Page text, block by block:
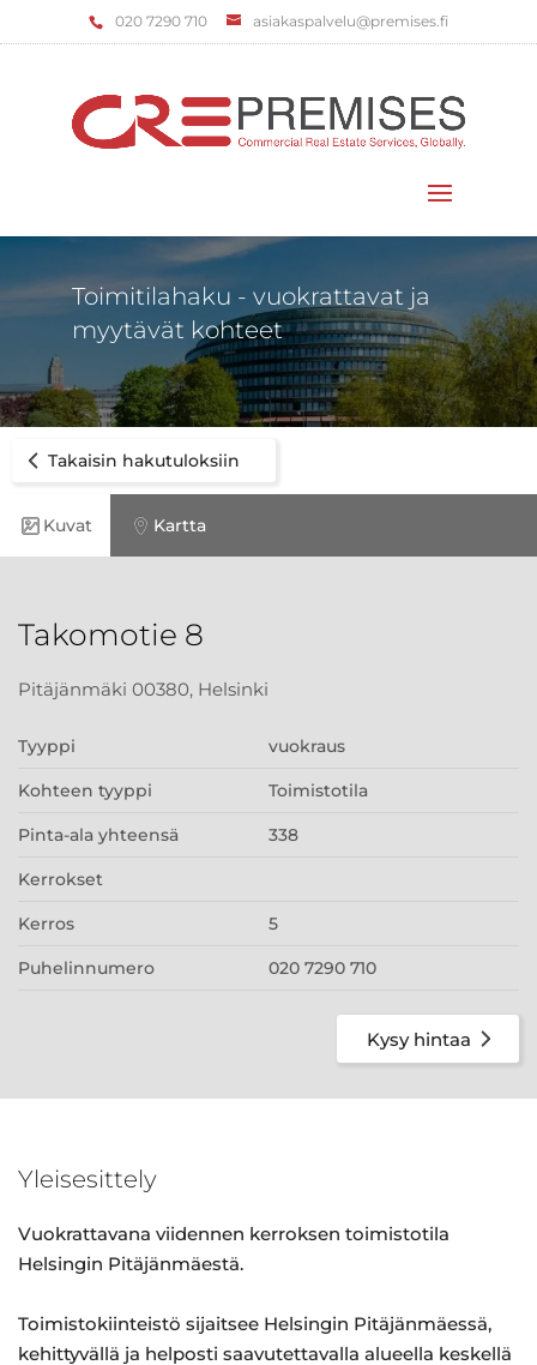
‌020 7290 710 asiakaspalvelu@premises.fi
Toimitilahaku - vuokrattavat ja
myytävät kohteet
Takaisin hakutuloksiin
Kuvat Kartta
Takomotie 8
Pitäjänmäki 00380, Helsinki
Tyyppi vuokraus
Kohteen tyyppi Toimistotila
Pinta-ala yhteensä 338
Kerrokset
Kerros 5
Puhelinnumero 020 7290 710
Kysy hintaa
Yleisesittely
Vuokrattavana viidennen kerroksen toimistotila
Helsingin Pitäjänmäestä.
Toimistokiinteistö sijaitsee Helsingin Pitäjänmäessä,
kehittyvällä ja helposti saavutettavalla alueella keskellä